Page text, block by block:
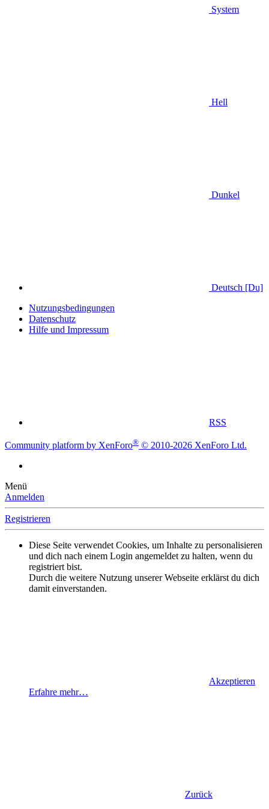
System
Hell
Dunkel
Deutsch [Du]
Nutzungsbedingungen
Datenschutz
Hilfe und Impressum
RSS
Community platform by XenForo® © 2010-2026 XenForo Ltd.
Menü
Anmelden
Registrieren
Diese Seite verwendet Cookies, um Inhalte zu personalisieren
und dich nach einem Login angemeldet zu halten, wenn du
registriert bist.
Durch die weitere Nutzung unserer Webseite erklärst du dich
damit einverstanden.
Akzeptieren
Erfahre mehr…
Zurück